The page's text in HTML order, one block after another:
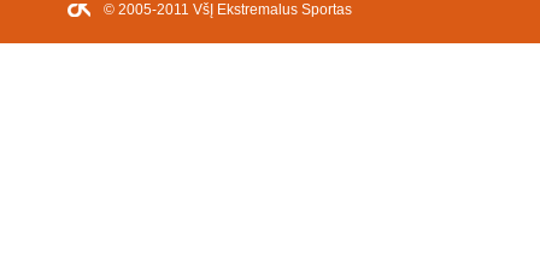
© 2005-2011 VšĮ Ekstremalus Sportas